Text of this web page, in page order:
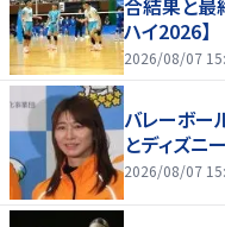
合結果と最
ハイ2026】
2026/08/07
バレーボ
とディズ
2026/08/07